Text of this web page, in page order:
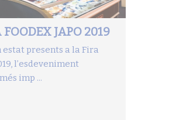
JAPO 2019
estat presents a la Fira
l’esdeveniment
imp ...